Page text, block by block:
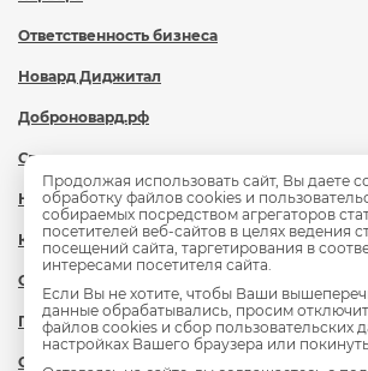
Ответственность бизнеса
Новард Диджитал
Доброновард.рф
Статьи
Новости
Контакты
Охрана труда
Политика обработки персональных данных
Сведения об образовательной организации
Продолжая использовать сайт, Вы даете
обработку файлов cookies и
собираемых посредством агрегаторов
посетителей веб-сайтов в целях ведения
посещений сайта, таргетирования в
интересами посетителя сайта.
Если Вы не хотите, чтобы Ваши
данные обрабатывались, просим
файлов cookies и сбор пользовательских
настройках Вашего браузера или